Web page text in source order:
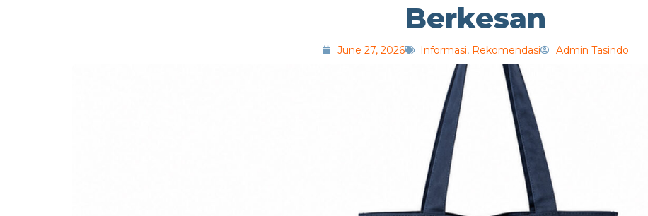
Berkesan
June 27, 2026 Informasi, Rekomendasi Admin Tasindo